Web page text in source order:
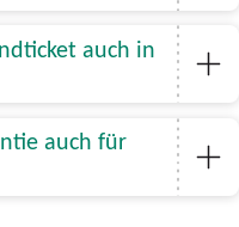
auch in
auch für